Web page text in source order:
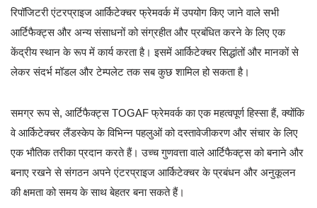
रिपॉजिटरी एंटरप्राइज आर्किटेक्चर फ्रेमवर्क में उपयोग किए जाने वाले सभी
आर्टिफैक्ट्स और अन्य संसाधनों को संग्रहीत और प्रबंधित करने के लिए एक
केंद्रीय स्थान के रूप में कार्य करता है। इसमें आर्किटेक्चर सिद्धांतों और मानकों से
लेकर संदर्भ मॉडल और टेम्पलेट तक सब कुछ शामिल हो सकता है।
समग्र रूप से, आर्टिफैक्ट्स TOGAF फ्रेमवर्क का एक महत्वपूर्ण हिस्सा हैं, क्योंकि
वे आर्किटेक्चर लैंडस्केप के विभिन्न पहलुओं को दस्तावेजीकरण और संचार के लिए
एक भौतिक तरीका प्रदान करते हैं। उच्च गुणवत्ता वाले आर्टिफैक्ट्स को बनाने और
बनाए रखने से संगठन अपने एंटरप्राइज आर्किटेक्चर के प्रबंधन और अनुकूलन
की क्षमता को समय के साथ बेहतर बना सकते हैं।